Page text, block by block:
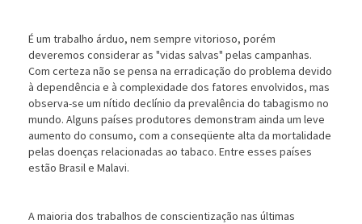
É um trabalho árduo, nem sempre vitorioso, porém
deveremos considerar as "vidas salvas" pelas campanhas.
Com certeza não se pensa na erradicação do problema devido
à dependência e à complexidade dos fatores envolvidos, mas
observa-se um nítido declínio da prevalência do tabagismo no
mundo. Alguns países produtores demonstram ainda um leve
aumento do consumo, com a conseqüente alta da mortalidade
pelas doenças relacionadas ao tabaco. Entre esses países
estão Brasil e Malavi.
A maioria dos trabalhos de conscientização nas últimas